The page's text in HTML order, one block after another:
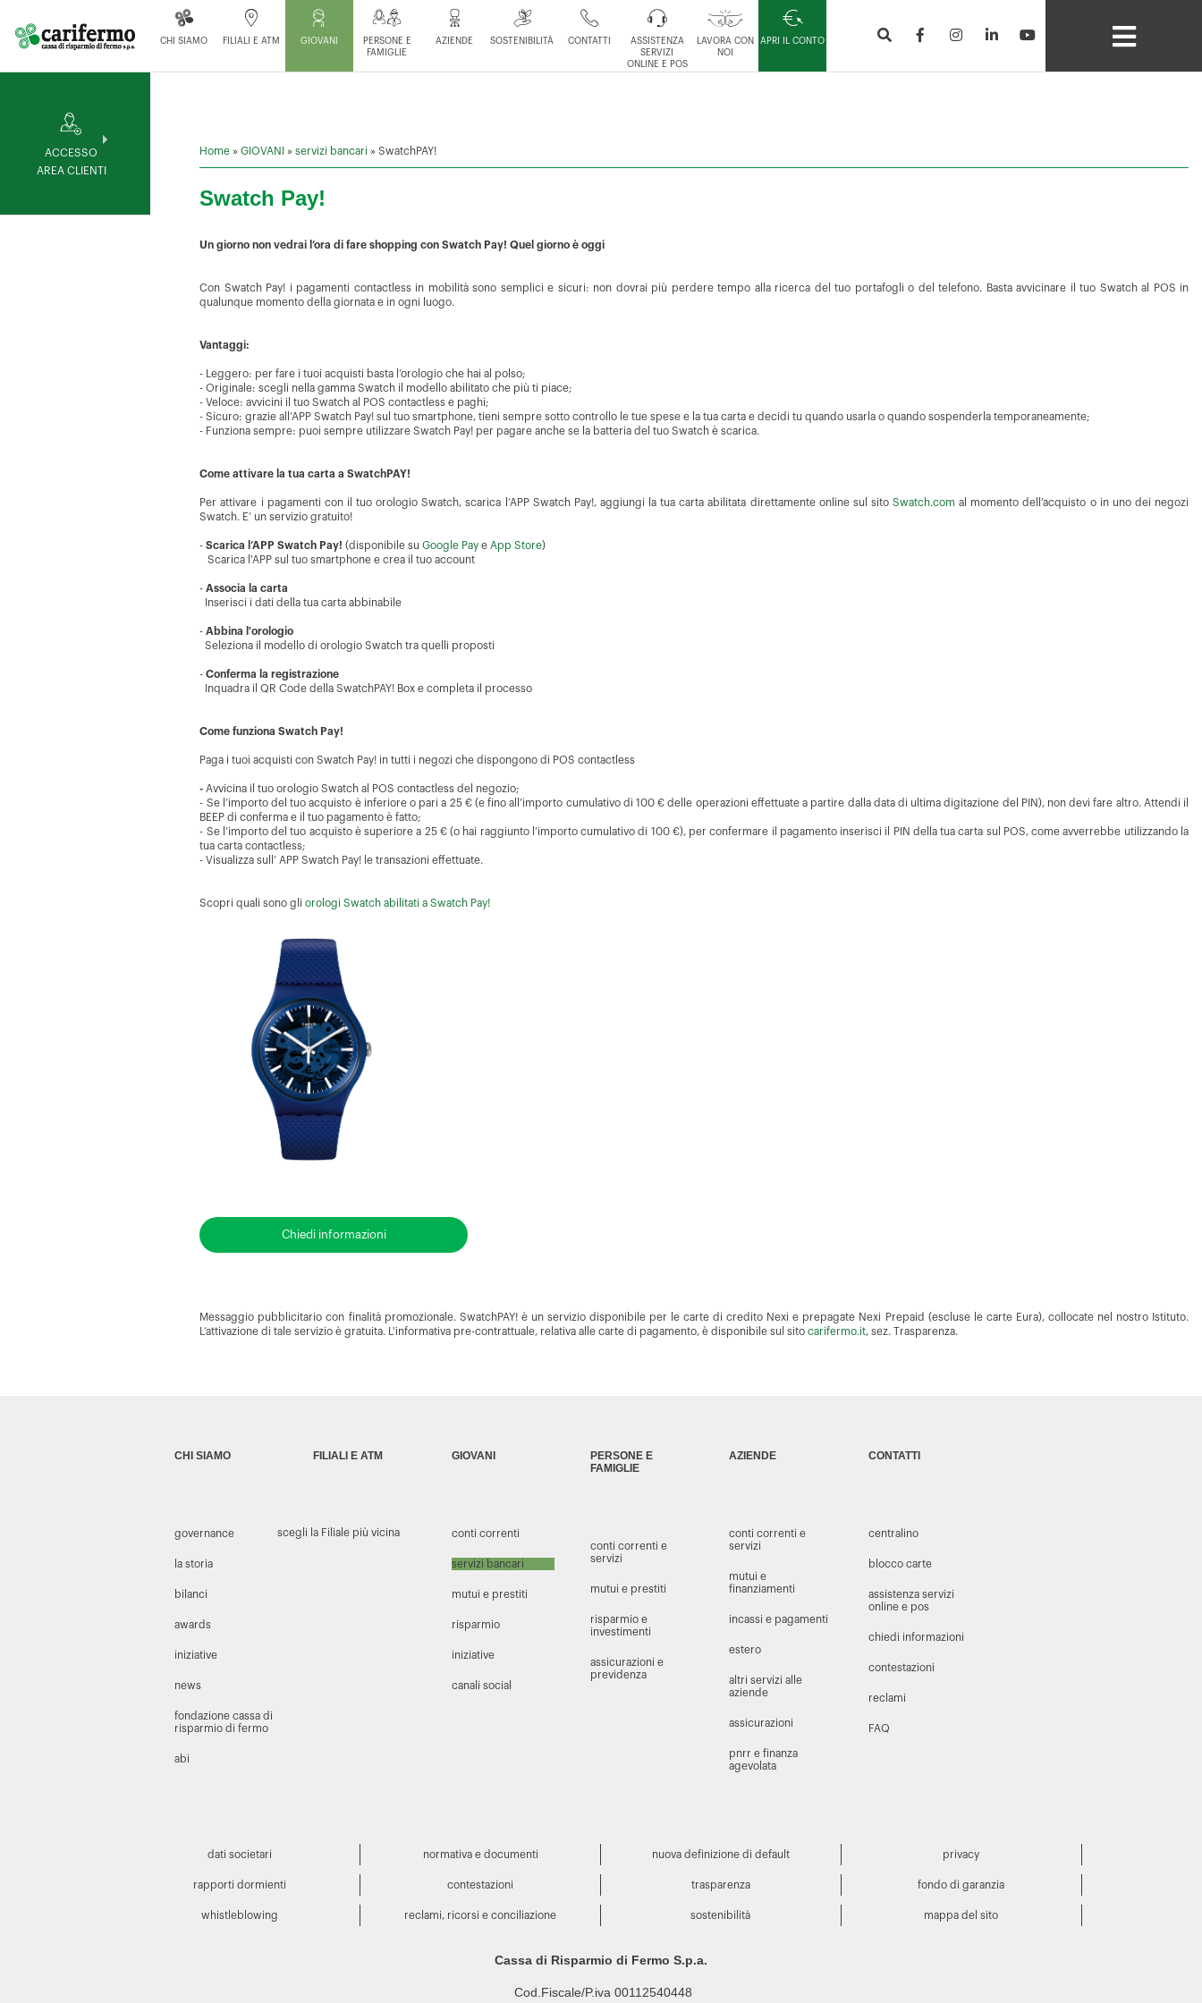
CHI SIAMO FILIALI E ATM GIOVANI
PERSONE E
FAMIGLIE
AZIENDE SOSTENIBILITÀ CONTATTI
ASSISTENZA
SERVIZI
ONLINE E POS
LAVORA CON
NOI
APRI IL CONTO
ACCESSO
AREA CLIENTI
Home »GIOVANI »servizi bancari »SwatchPAY!
Swatch Pay!
Un giorno non vedrai l’ora di fare shopping con Swatch Pay! Quel giorno è oggi
Con Swatch Pay! i pagamenti contactless in mobilità sono semplici e sicuri: non dovrai più perdere tempo alla ricerca del tuo portafogli o del telefono. Basta avvicinare il tuo Swatch al POS in
qualunque momento della giornata e in ogni luogo.
Vantaggi:
- Leggero: per fare i tuoi acquisti basta l’orologio che hai al polso;
- Originale: scegli nella gamma Swatch il modello abilitato che più ti piace;
- Veloce: avvicini il tuo Swatch al POS contactless e paghi;
- Sicuro: grazie all’APP Swatch Pay! sul tuo smartphone, tieni sempre sotto controllo le tue spese e la tua carta e decidi tu quando usarla o quando sospenderla temporaneamente;
- Funziona sempre: puoi sempre utilizzare Swatch Pay! per pagare anche se la batteria del tuo Swatch è scarica.
Come attivare la tua carta a SwatchPAY!
Per attivare i pagamenti con il tuo orologio Swatch, scarica l’APP Swatch Pay!, aggiungi la tua carta abilitata direttamente online sul sitoSwatch.com al momento dell’acquisto o in uno dei negozi
Swatch. E’ un servizio gratuito!
-Scarica l’APP Swatch Pay! (disponibile suGoogle Pay e App Store)
Scarica l'APP sul tuo smartphone e crea il tuo account
-Associa la carta
Inserisci i dati della tua carta abbinabile
-Abbina l'orologio
Seleziona il modello di orologio Swatch tra quelli proposti
-Conferma la registrazione
Inquadra il QR Code della SwatchPAY! Box e completa il processo
Come funziona Swatch Pay!
Paga i tuoi acquisti con Swatch Pay! in tutti i negozi che dispongono di POS contactless
- Avvicina il tuo orologio Swatch al POS contactless del negozio;
- Se l’importo del tuo acquisto è inferiore o pari a 25 € (e fino all’importo cumulativo di 100 € delle operazioni effettuate a partire dalla data di ultima digitazione del PIN), non devi fare altro. Attendi il
BEEP di conferma e il tuo pagamento è fatto;
- Se l’importo del tuo acquisto è superiore a 25 € (o hai raggiunto l’importo cumulativo di 100 €), per confermare il pagamento inserisci il PIN della tua carta sul POS, come avverrebbe utilizzando la
tua carta contactless;
- Visualizza sull’ APP Swatch Pay! le transazioni effettuate.
Scopri quali sono gliorologi Swatch abilitati a Swatch Pay!
Chiedi informazioni
Messaggio pubblicitario con finalità promozionale. SwatchPAY! è un servizio disponibile per le carte di credito Nexi e prepagate Nexi Prepaid (escluse le carte Eura), collocate nel nostro Istituto.
L’attivazione di tale servizio è gratuita. L'informativa pre-contrattuale, relativa alle carte di pagamento, è disponibile sul sitocarifermo.it, sez. Trasparenza.
CHI SIAMO
governance
la storia
bilanci
awards
iniziative
news
fondazione cassa di
risparmio di fermo
abi
FILIALI E ATM
scegli la Filiale più vicina
GIOVANI
conti correnti
servizi bancari
mutui e prestiti
risparmio
iniziative
canali social
PERSONE E
FAMIGLIE
conti correnti e
servizi
mutui e prestiti
risparmio e
investimenti
assicurazioni e
previdenza
AZIENDE
conti correnti e
servizi
mutui e
finanziamenti
incassi e pagamenti
estero
altri servizi alle
aziende
assicurazioni
pnrr e finanza
agevolata
CONTATTI
centralino
blocco carte
assistenza servizi
online e pos
chiedi informazioni
contestazioni
reclami
FAQ
dati societari normativa e documenti nuova definizione di default privacy
rapporti dormienti contestazioni trasparenza fondo di garanzia
whistleblowing reclami, ricorsi e conciliazione sostenibilità mappa del sito
Cassa di Risparmio di Fermo S.p.a.
Cod.Fiscale/P.iva 00112540448